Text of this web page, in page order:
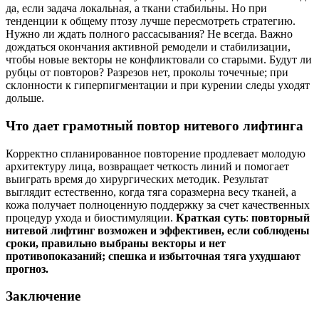
да, если задача локальная, а ткани стабильны. Но при
тенденции к общему птозу лучше пересмотреть стратегию.
Нужно ли ждать полного рассасывания? Не всегда. Важно
дождаться окончания активной ремодели и стабилизации,
чтобы новые векторы не конфликтовали со старыми. Будут ли
рубцы от повторов? Разрезов нет, проколы точечные; при
склонности к гиперпигментации и при курении следы уходят
дольше.
Что дает грамотный повтор нитевого лифтинга
Корректно спланированное повторение продлевает молодую
архитектуру лица, возвращает четкость линий и помогает
выиграть время до хирургических методик. Результат
выглядит естественно, когда тяга соразмерна весу тканей, а
кожа получает полноценную поддержку за счет качественных
процедур ухода и биостимуляции. Краткая суть: повторный
нитевой лифтинг возможен и эффективен, если соблюдены
сроки, правильно выбраны векторы и нет
противопоказаний; спешка и избыточная тяга ухудшают
прогноз.
Заключение